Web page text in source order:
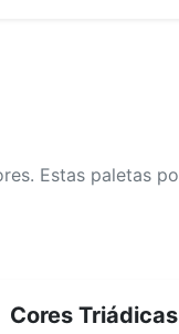
Estas paletas
Cores Triádicas